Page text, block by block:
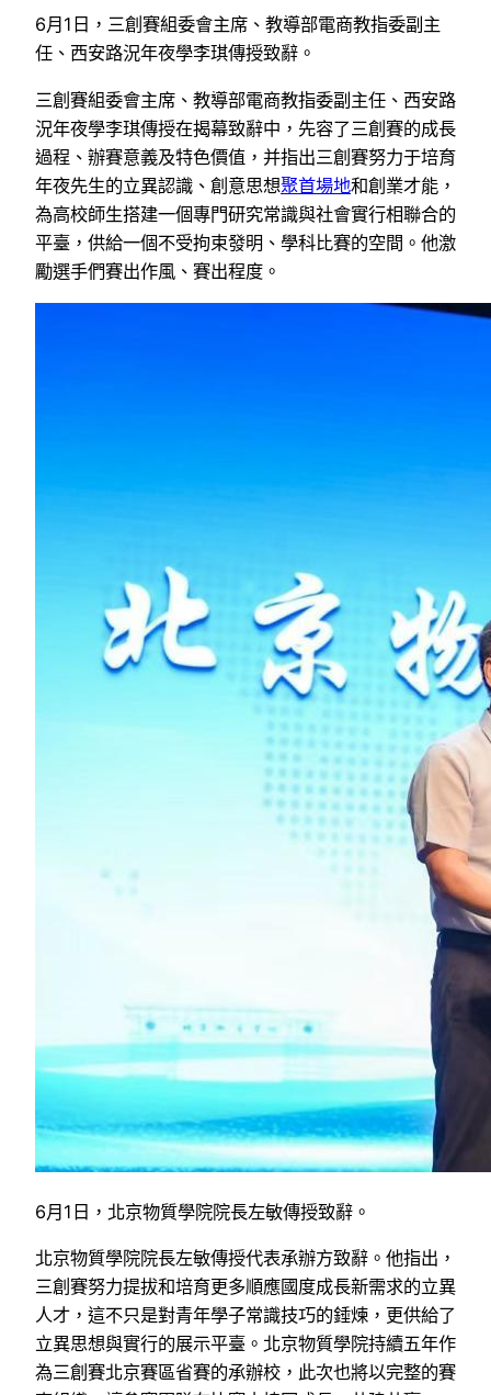
6月1日，三創賽組委會主席、教導部電商教指委副主
任、西安路況年夜學李琪傳授致辭。
三創賽組委會主席、教導部電商教指委副主任、西安路
況年夜學李琪傳授在揭幕致辭中，先容了三創賽的成長
過程、辦賽意義及特色價值，并指出三創賽努力于培育
年夜先生的立異認識、創意思想聚首場地和創業才能，
為高校師生搭建一個專門研究常識與社會實行相聯合的
平臺，供給一個不受拘束發明、學科比賽的空間。他激
勵選手們賽出作風、賽出程度。
6月1日，北京物質學院院長左敏傳授致辭。
北京物質學院院長左敏傳授代表承辦方致辭。他指出，
三創賽努力提拔和培育更多順應國度成長新需求的立異
人才，這不只是對青年學子常識技巧的錘煉，更供給了
立異思想與實行的展示平臺。北京物質學院持續五年作
為三創賽北京賽區省賽的承辦校，此次也將以完整的賽